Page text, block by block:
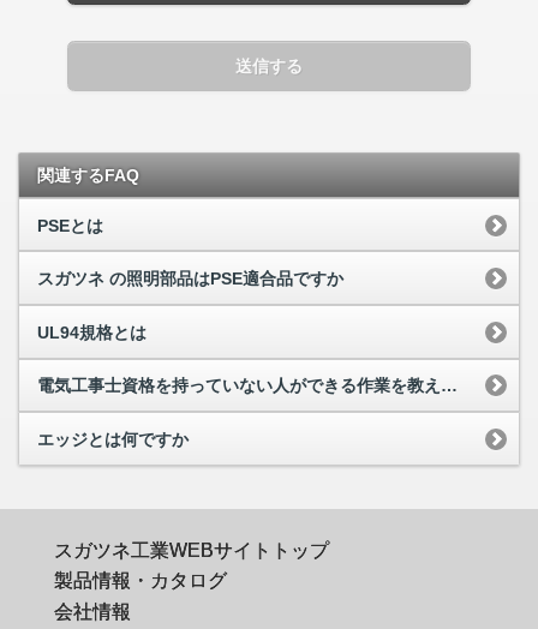
送信する
関連するFAQ
PSEとは
スガツネ の照明部品はPSE適合品ですか
UL94規格とは
電気工事士資格を持っていない人ができる作業を教えてほしい
エッジとは何ですか
スガツネ工業WEBサイトトップ
製品情報・カタログ
会社情報